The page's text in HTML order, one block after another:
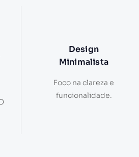
Design
Minimalista
Foco na clareza e
funcionalidade.